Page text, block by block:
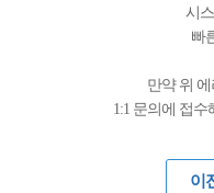
시
빠
만약 위
1:1 문의에 접
이